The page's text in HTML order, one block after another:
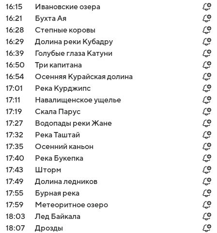
16:15
Ивановские озера
16:21
Бухта Ая
16:28
Степные коровы
16:29
Долина реки Кубадру
16:39
Голубые глаза Катуни
16:50
Три капитана
16:54
Осенняя Курайская долина
17:01
Река Курджипс
17:11
Навалищенское ущелье
17:19
Скала Парус
17:27
Водопады реки Жане
17:32
Река Таштай
17:35
Осенний каньон
17:40
Река Букепка
17:43
Шторм
17:49
Долина ледников
17:55
Бурная река
17:59
Метеоритное озеро
18:03
Лед Байкала
18:07
Дрозды